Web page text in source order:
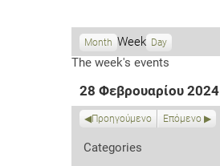
Month Week Day
The week's events
28 Φεβρουαρίου 2024
Προηγούμενο Επόμενο
Categories